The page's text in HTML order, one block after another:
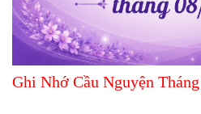
Ghi Nhớ Cầu Nguyện